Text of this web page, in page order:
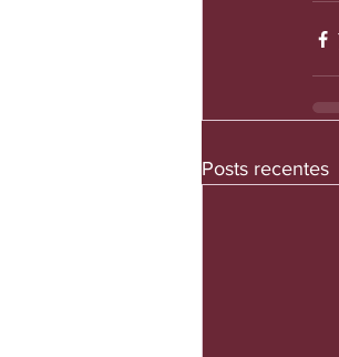
Posts recentes